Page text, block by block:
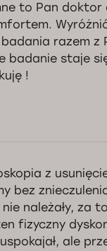
to Pan doktor
razem z
badanie staje
!
z
bez
należały, za
fizyczny
ale